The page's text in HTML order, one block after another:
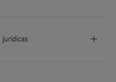
jurídicas